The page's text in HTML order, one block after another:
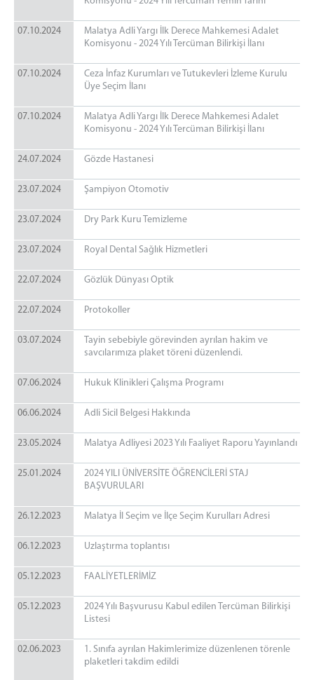
07.10.2024
Malatya Adli Yargı İlk Derece Mahkemesi Adalet
Komisyonu - 2024 Yılı Tercüman Bilirkişi İlanı
07.10.2024
Ceza İnfaz Kurumları ve Tutukevleri İzleme Kurulu
Üye Seçim İlanı
07.10.2024
Malatya Adli Yargı İlk Derece Mahkemesi Adalet
Komisyonu - 2024 Yılı Tercüman Bilirkişi İlanı
24.07.2024 Gözde Hastanesi
23.07.2024 Şampiyon Otomotiv
23.07.2024 Dry Park Kuru Temizleme
23.07.2024 Royal Dental Sağlık Hizmetleri
22.07.2024 Gözlük Dünyası Optik
22.07.2024 Protokoller
03.07.2024
Tayin sebebiyle görevinden ayrılan hakim ve
savcılarımıza plaket töreni düzenlendi.
07.06.2024 Hukuk Klinikleri Çalışma Programı
06.06.2024 Adli Sicil Belgesi Hakkında
23.05.2024 Malatya Adliyesi 2023 Yılı Faaliyet Raporu Yayınlandı
25.01.2024
2024 YILI ÜNİVERSİTE ÖĞRENCİLERİ STAJ
BAŞVURULARI
26.12.2023 Malatya İl Seçim ve İlçe Seçim Kurulları Adresi
06.12.2023 Uzlaştırma toplantısı
05.12.2023 FAALİYETLERİMİZ
05.12.2023
2024 Yılı Başvurusu Kabul edilen Tercüman Bilirkişi
Listesi
02.06.2023
1. Sınıfa ayrılan Hakimlerimize düzenlenen törenle
plaketleri takdim edildi